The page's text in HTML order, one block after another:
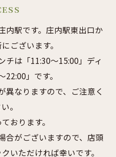
内駅です。庄内駅東出口か
ございます。
チは「11:30～15:00」ディ
22:00」です。
異なりますので、ご注意く
。
おります。
合がございますので、店頭
いただければ幸いです。